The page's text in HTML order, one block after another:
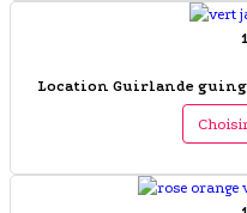
Location Guirlande